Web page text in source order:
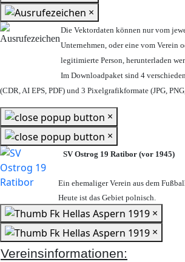
×
Die Vektordaten können nur vom
Unternehmen, oder eine vom Verein
legitimierte Person, herunterladen
Im Downloadpaket sind 4
(CDR, AI EPS, PDF) und 3 Pixelgrafikformate (JPG,
×
×
SV Ostrog 19 Ratibor (vor 1945)
Ein ehemaliger Verein aus dem
Heute ist das Gebiet polnisch.
×
×
Vereinsinformationen: